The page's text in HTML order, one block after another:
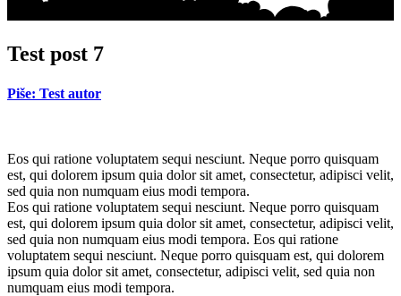
Test post 7
Piše: Test autor
Eos qui ratione voluptatem sequi nesciunt. Neque porro quisquam
est, qui dolorem ipsum quia dolor sit amet, consectetur, adipisci velit,
sed quia non numquam eius modi tempora.
Eos qui ratione voluptatem sequi nesciunt. Neque porro quisquam
est, qui dolorem ipsum quia dolor sit amet, consectetur, adipisci velit,
sed quia non numquam eius modi tempora. Eos qui ratione
voluptatem sequi nesciunt. Neque porro quisquam est, qui dolorem
ipsum quia dolor sit amet, consectetur, adipisci velit, sed quia non
numquam eius modi tempora.